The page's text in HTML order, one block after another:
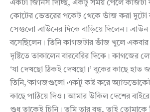
একটা জিনিস দিচ্ছি, একটু সময় পেলে কাজটা
কোটের ভেতরের পকেট থেকে ভাঁজ করা দুটো
সেগুলো ব্রাউনের দিকে বাড়িয়ে দিলেন।
বসেছিলেন। তিনি কাগজটার ভাঁজ খুলে
দৃষ্টিতে তাকালেন বারবেরির দিকে। কাগজের
‘যা দেখছো ঠিকই দেখছো।’ বুকের কাছে
তিনি,‘কাগজগুলো একটু কষ্ট করে
কাছে পাঠিয়ে দিও। আমার উকিল দেশের
শুধু তাকেই চিনি। তুমি তার বন্ধু, তাই তোমাকে